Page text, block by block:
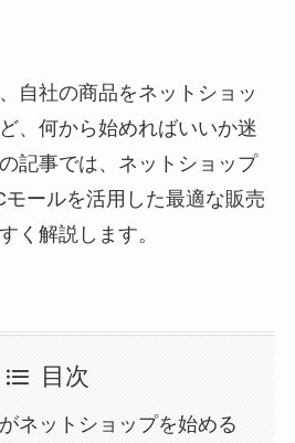
自社の商品をネットショッ
、何から始めればいいか迷
記事では、ネットショップ
ールを活用した最適な販売
く解説します。
目次
ネットショップを始める